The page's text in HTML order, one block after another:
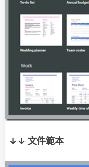
↓↓ 文件範本